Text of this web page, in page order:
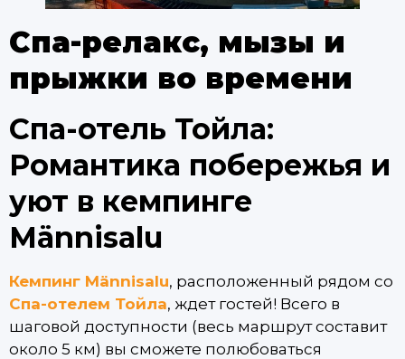
Спа-релакс, мызы и
прыжки во времени
Спа-отель Тойла:
Романтика побережья и
уют в кемпинге
Männisalu
Кемпинг Männisalu, расположенный рядом со
Спа-отелем Тойла, ждет гостей! Всего в
шаговой доступности (весь маршрут составит
около 5 км) вы сможете полюбоваться